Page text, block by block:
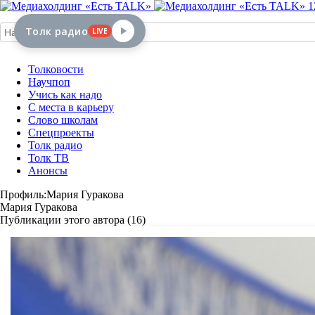
Толковости
Научпоп
Учись как надо
С места в карьеру
Слово школам
Спецпроекты
Толк радио
Толк ТВ
Анонсы
Профиль:Мария Гуракова
Мария Гуракова
Публикации этого автора (16)
Толк радио LIVE